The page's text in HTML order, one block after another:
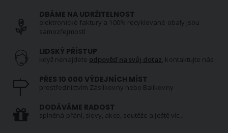
DBÁME NA UDRŽITELNOST
elektronické faktury a 100% recyklované obaly jsou
samozřejmostí
LIDSKÝ PŘÍSTUP
když nenajdete odpověď na svůj dotaz, kontaktujte nás
PŘES 10 000 VÝDEJNÍCH MÍST
prostřednictvím Zásilkovny nebo Balíkovny
DODÁVÁME RADOST
splněná přání, slevy, akce, soutěže a ještě víc...